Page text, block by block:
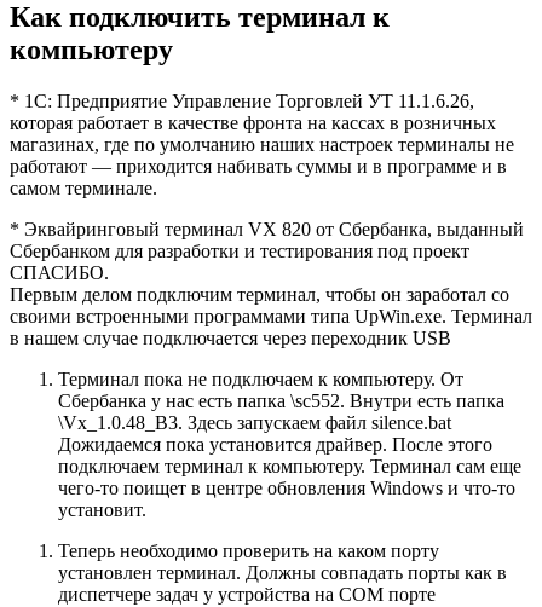
Как подключить терминал к
компьютеру
* 1С: Предприятие Управление Торговлей УТ 11.1.6.26,
которая работает в качестве фронта на кассах в розничных
магазинах, где по умолчанию наших настроек терминалы не
работают — приходится набивать суммы и в программе и в
самом терминале.
* Эквайринговый терминал VX 820 от Сбербанка, выданный
Сбербанком для разработки и тестирования под проект
СПАСИБО.
Первым делом подключим терминал, чтобы он заработал со
своими встроенными программами типа UpWin.exe. Терминал
в нашем случае подключается через переходник USB
Терминал пока не подключаем к компьютеру. От
Сбербанка у нас есть папка \sc552. Внутри есть папка
\Vx_1.0.48_B3. Здесь запускаем файл silence.bat
Дожидаемся пока установится драйвер. После этого
подключаем терминал к компьютеру. Терминал сам еще
чего-то поищет в центре обновления Windows и что-то
установит.
Теперь необходимо проверить на каком порту
установлен терминал. Должны совпадать порты как в
диспетчере задач у устройства на COM порте